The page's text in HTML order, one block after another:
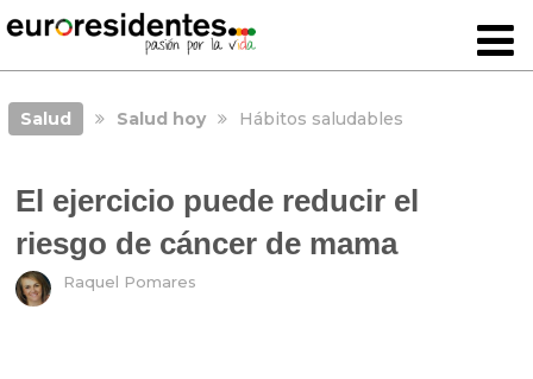
Salud Salud hoy Hábitos saludables
El ejercicio puede reducir el
riesgo de cáncer de mama
Raquel Pomares